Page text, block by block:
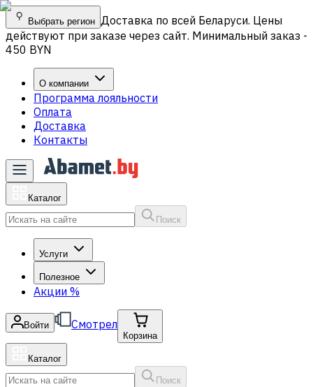
Выбрать регион Доставка по всей Беларуси. Цены
действуют при заказе через сайт. Минимальный заказ -
450 BYN
О компании
Программа лояльности
Оплата
Доставка
Контакты
Каталог
Поиск
Услуги
Полезное
Акции %
Войти Смотрел
Корзина
Каталог
Поиск